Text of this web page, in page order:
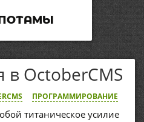
OctoberCMS
ПРОГРАММИРОВАНИЕ
титаническое усилие